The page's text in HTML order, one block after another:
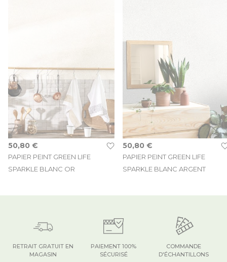
PAPIER PEINT GREEN LIFE
SPARKLE BLANC OR
50,80 €
PAPIER PEINT GREEN LIFE
SPARKLE BLANC ARGENT
50,80 €
COMMANDE
D'ÉCHANTILLONS
PAIEMENT 100%
SÉCURISÉ
RETRAIT GRATUIT EN
MAGASIN